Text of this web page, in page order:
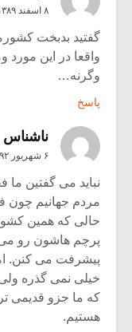
۸ اسفند ۱۳۸۹ در ۱:۱۶ ب٫ظ
گفتید بدبخت
واقعا در این مورد
وگرنه…
پاسخ
ناشناس
۶ شهریور ۱۳۹۲ در ۹:۰۷ ب٫ظ
نباید می گفتین ما
مردم جهانیم چون
حالی که همین
پرچم هاشون رو می
پیشرفت می کنن.
خیلی نمی گذره
که ما جزو قدیمی
هستیم.